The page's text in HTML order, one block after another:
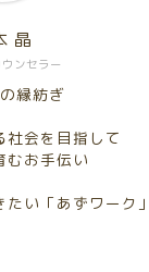
ンセラー
晶
縁紡ぎ
社会を目指して
むお手伝い
い「あずワーク」